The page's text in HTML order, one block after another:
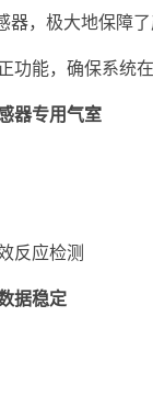
器，极大地保障
功能，确保系统
器专用气室
反应检测
据稳定